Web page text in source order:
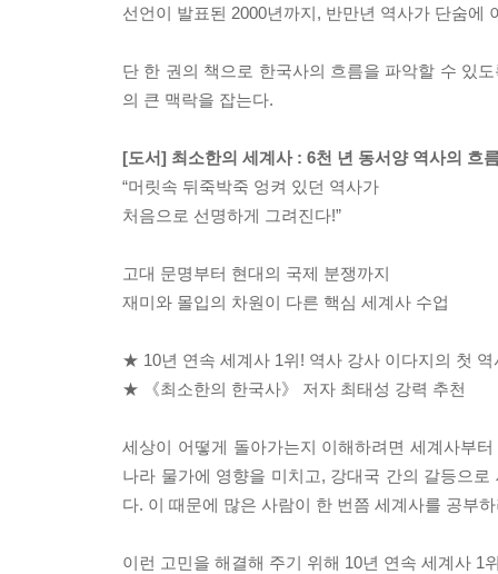
선언이 발표된 2000년까지, 반만년 역사가 단숨에
단 한 권의 책으로 한국사의 흐름을 파악할 수 있
의 큰 맥락을 잡는다.
[도서] 최소한의 세계사 : 6천 년 동서양 역사의 흐
“머릿속 뒤죽박죽 엉켜 있던 역사가
처음으로 선명하게 그려진다!”
고대 문명부터 현대의 국제 분쟁까지
재미와 몰입의 차원이 다른 핵심 세계사 수업
★ 10년 연속 세계사 1위! 역사 강사 이다지의 첫 역
★ 《최소한의 한국사》 저자 최태성 강력 추천
세상이 어떻게 돌아가는지 이해하려면 세계사부
나라 물가에 영향을 미치고, 강대국 간의 갈등으
다. 이 때문에 많은 사람이 한 번쯤 세계사를 공부
이런 고민을 해결해 주기 위해 10년 연속 세계사 1